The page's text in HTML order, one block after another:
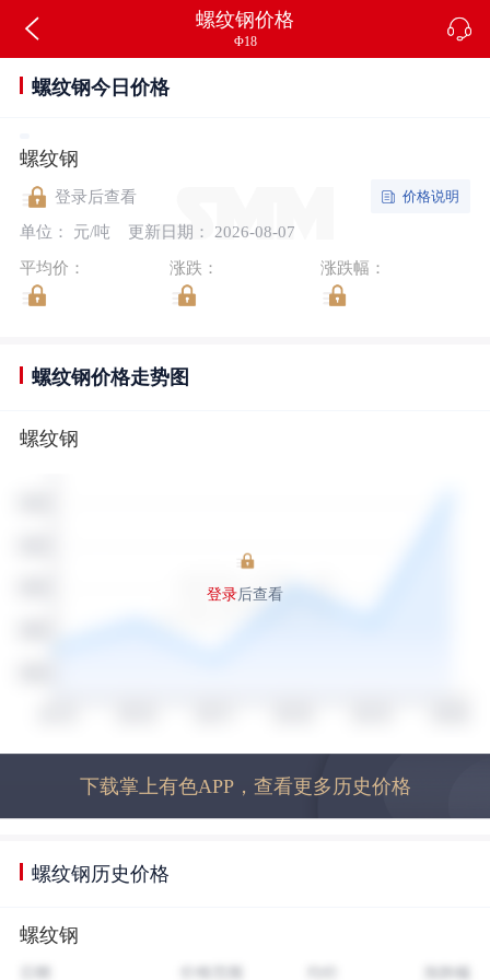
螺纹钢价格
Φ18
螺纹钢今日价格
螺纹钢
登录后查看
单位： 元/吨
更新日期： 2026-08-07
价格说明
平均价： 涨跌： 涨跌幅：
螺纹钢价格走势图
螺纹钢
登录后查看
下载掌上有色APP，查看更多历史价格
螺纹钢历史价格
螺纹钢